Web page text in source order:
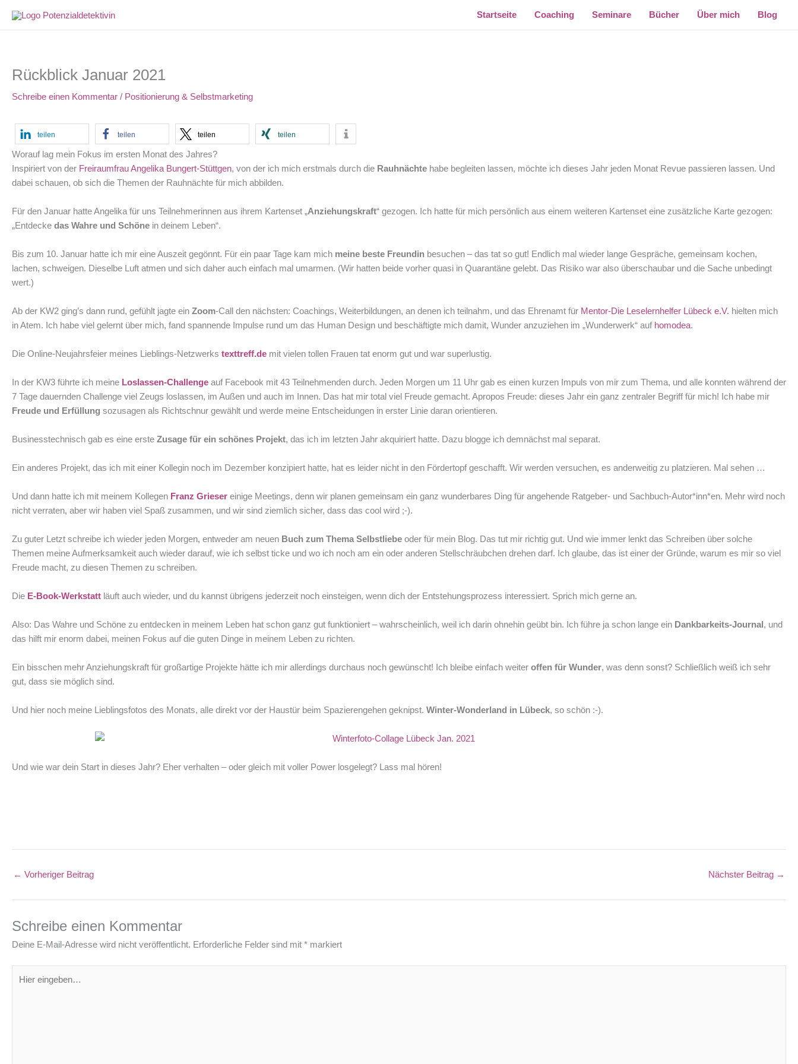
Inhalt
Startseite Coaching Seminare Bücher Über mich Blog
Rückblick Januar 2021
Schreibe einen Kommentar / Positionierung & Selbstmarketing
teilen teilen teilen teilen
Worauf lag mein Fokus im ersten Monat des Jahres?
Inspiriert von der Freiraumfrau Angelika Bungert-Stüttgen, von der ich mich erstmals durch die Rauhnächte habe begleiten lassen, möchte ich dieses Jahr jeden Monat Revue passieren lassen. Und
dabei schauen, ob sich die Themen der Rauhnächte für mich abbilden.
Für den Januar hatte Angelika für uns Teilnehmerinnen aus ihrem Kartenset „Anziehungskraft“ gezogen. Ich hatte für mich persönlich aus einem weiteren Kartenset eine zusätzliche Karte gezogen:
„Entdecke das Wahre und Schöne in deinem Leben“.
Bis zum 10. Januar hatte ich mir eine Auszeit gegönnt. Für ein paar Tage kam mich meine beste Freundin besuchen – das tat so gut! Endlich mal wieder lange Gespräche, gemeinsam kochen,
lachen, schweigen. Dieselbe Luft atmen und sich daher auch einfach mal umarmen. (Wir hatten beide vorher quasi in Quarantäne gelebt. Das Risiko war also überschaubar und die Sache unbedingt
wert.)
Ab der KW2 ging’s dann rund, gefühlt jagte ein Zoom-Call den nächsten: Coachings, Weiterbildungen, an denen ich teilnahm, und das Ehrenamt für Mentor-Die Leselernhelfer Lübeck e.V. hielten mich
in Atem. Ich habe viel gelernt über mich, fand spannende Impulse rund um das Human Design und beschäftigte mich damit, Wunder anzuziehen im „Wunderwerk“ auf homodea.
Die Online-Neujahrsfeier meines Lieblings-Netzwerks texttreff.de mit vielen tollen Frauen tat enorm gut und war superlustig.
In der KW3 führte ich meine Loslassen-Challenge auf Facebook mit 43 Teilnehmenden durch. Jeden Morgen um 11 Uhr gab es einen kurzen Impuls von mir zum Thema, und alle konnten während der
7 Tage dauernden Challenge viel Zeugs loslassen, im Außen und auch im Innen. Das hat mir total viel Freude gemacht. Apropos Freude: dieses Jahr ein ganz zentraler Begriff für mich! Ich habe mir
Freude und Erfüllung sozusagen als Richtschnur gewählt und werde meine Entscheidungen in erster Linie daran orientieren.
Businesstechnisch gab es eine erste Zusage für ein schönes Projekt, das ich im letzten Jahr akquiriert hatte. Dazu blogge ich demnächst mal separat.
Ein anderes Projekt, das ich mit einer Kollegin noch im Dezember konzipiert hatte, hat es leider nicht in den Fördertopf geschafft. Wir werden versuchen, es anderweitig zu platzieren. Mal sehen …
Und dann hatte ich mit meinem Kollegen Franz Grieser einige Meetings, denn wir planen gemeinsam ein ganz wunderbares Ding für angehende Ratgeber- und Sachbuch-Autor*inn*en. Mehr wird noch
nicht verraten, aber wir haben viel Spaß zusammen, und wir sind ziemlich sicher, dass das cool wird ;-).
Zu guter Letzt schreibe ich wieder jeden Morgen, entweder am neuen Buch zum Thema Selbstliebe oder für mein Blog. Das tut mir richtig gut. Und wie immer lenkt das Schreiben über solche
Themen meine Aufmerksamkeit auch wieder darauf, wie ich selbst ticke und wo ich noch am ein oder anderen Stellschräubchen drehen darf. Ich glaube, das ist einer der Gründe, warum es mir so viel
Freude macht, zu diesen Themen zu schreiben.
Die E-Book-Werkstatt läuft auch wieder, und du kannst übrigens jederzeit noch einsteigen, wenn dich der Entstehungsprozess interessiert. Sprich mich gerne an.
Also: Das Wahre und Schöne zu entdecken in meinem Leben hat schon ganz gut funktioniert – wahrscheinlich, weil ich darin ohnehin geübt bin. Ich führe ja schon lange ein Dankbarkeits-Journal, und
das hilft mir enorm dabei, meinen Fokus auf die guten Dinge in meinem Leben zu richten.
Ein bisschen mehr Anziehungskraft für großartige Projekte hätte ich mir allerdings durchaus noch gewünscht! Ich bleibe einfach weiter offen für Wunder, was denn sonst? Schließlich weiß ich sehr
gut, dass sie möglich sind.
Und hier noch meine Lieblingsfotos des Monats, alle direkt vor der Haustür beim Spazierengehen geknipst. Winter-Wonderland in Lübeck, so schön :-).
Und wie war dein Start in dieses Jahr? Eher verhalten – oder gleich mit voller Power losgelegt? Lass mal hören!
← Vorheriger Beitrag Nächster Beitrag →
Schreibe einen Kommentar
Deine E-Mail-Adresse wird nicht veröffentlicht. Erforderliche Felder sind mit * markiert
eingeben…